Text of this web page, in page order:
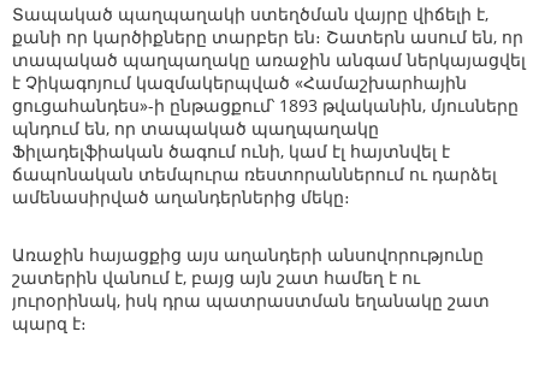
Տապակած պաղպաղակի ստեղծման վայրը վիճելի է,
քանի որ կարծիքները տարբեր են։ Շատերն ասում են, որ
տապակած պաղպաղակը առաջին անգամ ներկայացվել
է Չիկագոյում կազմակերպված «Համաշխարհային
ցուցահանդես»-ի ընթացքում՝ 1893 թվականին, մյուսները
պնդում են, որ տապակած պաղպաղակը
Ֆիլադելֆիական ծագում ունի, կամ էլ հայտնվել է
ճապոնական տեմպուրա ռեստորաններում ու դարձել
ամենասիրված աղանդերներից մեկը։
Առաջին հայացքից այս աղանդերի անսովորությունը
շատերին վանում է, բայց այն շատ համեղ է ու
յուրօրինակ, իսկ դրա պատրաստման եղանակը շատ
պարզ է։